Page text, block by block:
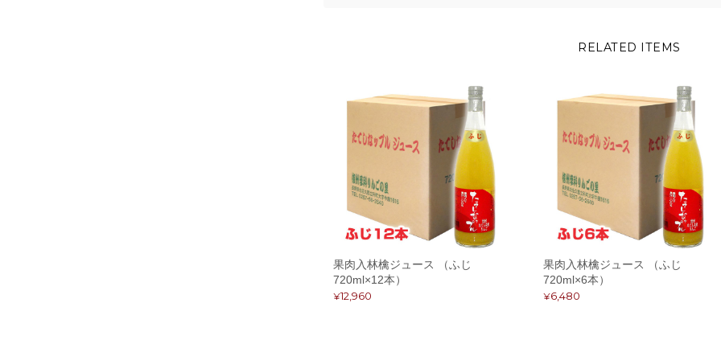
RELATED ITEMS
果肉入林檎ジュース （ふじ
720ml×12本）
¥12,960
果肉入林檎ジュース （ふじ
720ml×6本）
¥6,480